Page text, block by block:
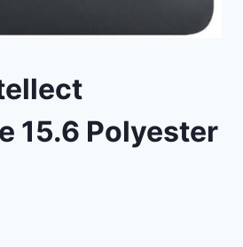
15.6 Polyester